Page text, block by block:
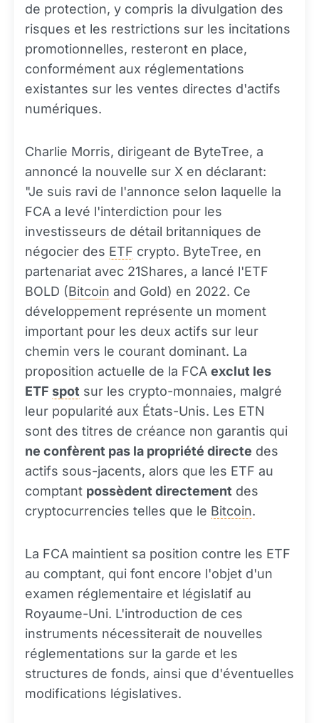
de protection, y compris la divulgation des
risques et les restrictions sur les incitations
promotionnelles, resteront en place,
conformément aux réglementations
existantes sur les ventes directes d'actifs
numériques.
Charlie Morris, dirigeant de ByteTree, a
annoncé la nouvelle sur X en déclarant:
"Je suis ravi de l'annonce selon laquelle la
FCA a levé l'interdiction pour les
investisseurs de détail britanniques de
négocier des ETF crypto. ByteTree, en
partenariat avec 21Shares, a lancé l'ETF
BOLD (Bitcoin and Gold) en 2022. Ce
développement représente un moment
important pour les deux actifs sur leur
chemin vers le courant dominant. La
proposition actuelle de la FCA exclut les
ETF spot sur les crypto-monnaies, malgré
leur popularité aux États-Unis. Les ETN
sont des titres de créance non garantis qui
ne confèrent pas la propriété directe des
actifs sous-jacents, alors que les ETF au
comptant possèdent directement des
cryptocurrencies telles que le Bitcoin.
La FCA maintient sa position contre les ETF
au comptant, qui font encore l'objet d'un
examen réglementaire et législatif au
Royaume-Uni. L'introduction de ces
instruments nécessiterait de nouvelles
réglementations sur la garde et les
structures de fonds, ainsi que d'éventuelles
modifications législatives.